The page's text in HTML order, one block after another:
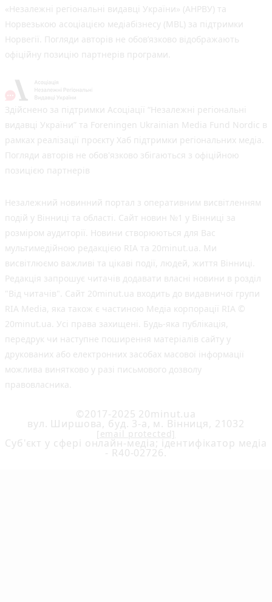
«Незалежні регіональні видавці України» (АНРВУ) та
Норвезькою асоціацією медіабізнесу (MBL) за підтримки
Норвегії. Погляди авторів не обов’язково відображають
офіційну позицію партнерів програми.
Здійснено за підтримки Асоціації “Незалежні регіональні
видавці України” та Foreningen Ukrainian Media Fund Nordic в
рамках реалізації проєкту Хаб підтримки регіональних медіа.
Погляди авторів не обов'язково збігаються з офіційною
позицією партнерів
Незалежний новинний портал з оперативним висвітленням
подій у Вінниці та області. Сайт новин №1 у Вінниці за
розміром аудиторії. Новини створюються для Вас
мультимедійною редакцією RIA та 20minut.ua. Ми
висвітлюємо важливі та цікаві події, людей, життя Вінниці.
Редакція запрошує читачів додавати власні новини в розділ
"Від читачів". Сайт 20minut.ua входить до видавничої групи
RIA Media, яка також є частиною Медіа корпорації RIA ©
20minut.ua. Усі права захищені. Будь-яка публiкацiя,
передрук чи наступне поширення матеріалів сайту у
друкованих або електронних засобах масової інформації
можлива винятково у разі письмового дозволу
правовласника.
©2017-2025 20minut.ua
вул. Ширшова, буд. 3-а, м. Вінниця, 21032
[email protected]
Cуб'єкт у сфері онлайн-медіа; ідентифікатор медіа
- R40-02726.